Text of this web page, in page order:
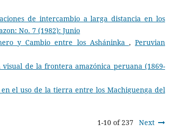
de intercambio a larga distancia en los
No. 7 (1982): Junio
y Cambio entre los Asháninka ,Peruvian
de la frontera amazónica peruana (1869-
el uso de la tierra entre los Machiguenga del
1-10 of 237 Next